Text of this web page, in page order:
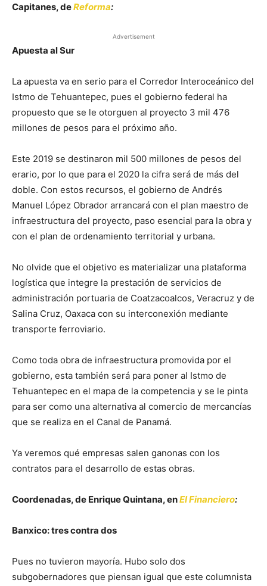
Capitanes, deReforma:
Advertisement
Apuesta al Sur
La apuesta va en serio para el Corredor Interoceánico del
Istmo de Tehuantepec, pues el gobierno federal ha
propuesto que se le otorguen al proyecto 3 mil 476
millones de pesos para el próximo año.
Este 2019 se destinaron mil 500 millones de pesos del
erario, por lo que para el 2020 la cifra será de más del
doble. Con estos recursos, el gobierno de Andrés
Manuel López Obrador arrancará con el plan maestro de
infraestructura del proyecto, paso esencial para la obra y
con el plan de ordenamiento territorial y urbana.
No olvide que el objetivo es materializar una plataforma
logística que integre la prestación de servicios de
administración portuaria de Coatzacoalcos, Veracruz y de
Salina Cruz, Oaxaca con su interconexión mediante
transporte ferroviario.
Como toda obra de infraestructura promovida por el
gobierno, esta también será para poner al Istmo de
Tehuantepec en el mapa de la competencia y se le pinta
para ser como una alternativa al comercio de mercancías
que se realiza en el Canal de Panamá.
Ya veremos qué empresas salen ganonas con los
contratos para el desarrollo de estas obras.
Coordenadas, de Enrique Quintana, enEl Financiero:
Banxico: tres contra dos
Pues no tuvieron mayoría. Hubo solo dos
subgobernadores que piensan igual que este columnista